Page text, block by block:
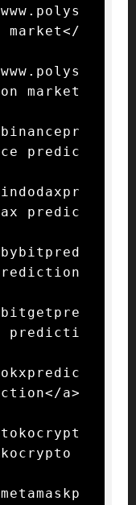
market</
market
predic
predic
predicti
a>